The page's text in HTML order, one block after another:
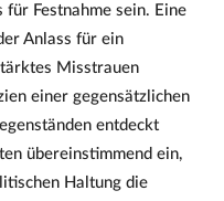
für Festnahme sein. Eine
Anlass für ein
Misstrauen
einer gegensätzlichen
entdeckt
übereinstimmend ein,
Haltung die